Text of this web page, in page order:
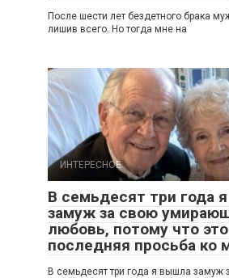
После шести лет бездетного брака
лишив всего. Но тогда мне на
ИНТЕРЕСНОЕ
В семьдесят три года
замуж за свою
любовь, потому что
последняя просьба ко
В семьдесят три года я вышла замуж